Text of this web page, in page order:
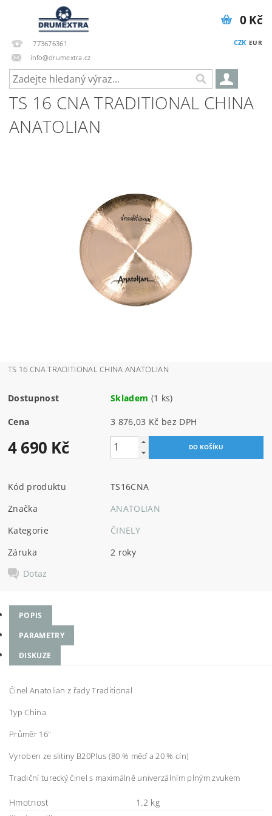
773676361
info@drumextra.cz
CZK EUR
0 Kč
TS 16 CNA TRADITIONAL CHINA
ANATOLIAN
TS 16 CNA TRADITIONAL CHINA ANATOLIAN
Dostupnost Skladem (1 ks)
Cena 3 876,03 Kč bez DPH
4 690 Kč
Kód produktu
TS16CNA
Značka
ANATOLIAN
Kategorie
ČINELY
Záruka
2 roky
Dotaz
POPIS
PARAMETRY
DISKUZE
Činel Anatolian z řady Traditional
Typ China
Průměr 16"
Vyroben ze slitiny B20Plus (80 % měď a 20 % cín)
Tradiční turecký činel s maximálně univerzálním plným zvukem
Hmotnost
1.2 kg